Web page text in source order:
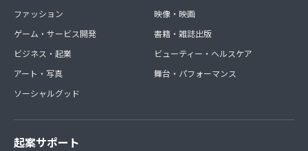
ファッション
ゲーム・サービス開発
ビジネス・起業
アート・写真
ソーシャルグッド
映像・映画
書籍・雑誌出版
ビューティー・ヘルスケア
舞台・パフォーマンス
起案サポート